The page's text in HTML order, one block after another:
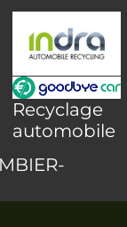
Recyclage
automobile